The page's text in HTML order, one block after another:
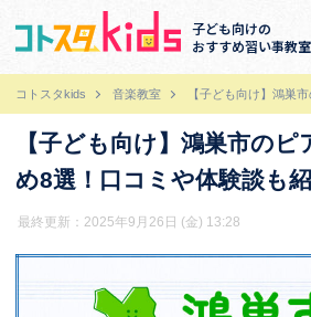
子ども向けの
おすすめ習い事教
コトスタkids 音楽教室 【子ども向け】鴻巣
【子ども向け】鴻巣市の
め8選！口コミや体験談も
最終更新：2025年9月26日 (金) 13:28